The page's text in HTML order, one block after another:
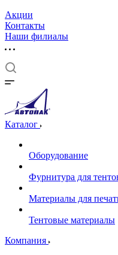
Акции
Контакты
Наши филиалы
Каталог
Оборудование
Фурнитура для
Материалы для
Тентовые материалы
Компания